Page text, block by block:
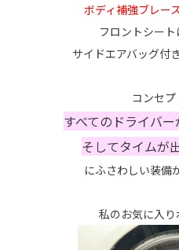
ボディ補強ブレース
フロントシー
サイドエアバッグ付
コンセプ
すべてのドライバ
そしてタイムが
にふさわしい装備
私のお気に入り